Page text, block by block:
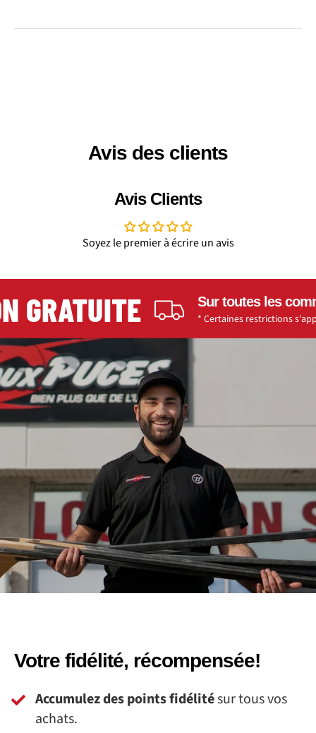
Avis des clients
Avis Clients
Soyez le premier à écrire un avis
Sur toutes les
* Certaines restrictions
Votre fidélité, récompensée!
Accumulez des points fidélitésur tous vos
achats.